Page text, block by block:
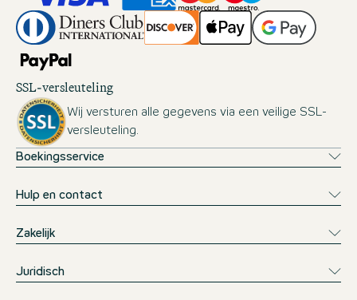
SSL-versleuteling
Wij versturen alle gegevens via een veilige SSL-
versleuteling.
Boekingsservice
Hulp en contact
Zakelijk
Juridisch